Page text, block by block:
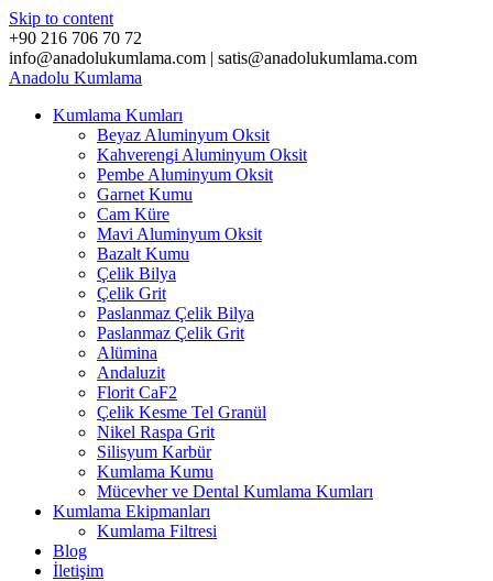
Skip to content
+90 216 706 70 72
info@anadolukumlama.com | satis@anadolukumlama.com
Anadolu Kumlama
Kumlama Kumları
Beyaz Aluminyum Oksit
Kahverengi Aluminyum Oksit
Pembe Aluminyum Oksit
Garnet Kumu
Cam Küre
Mavi Aluminyum Oksit
Bazalt Kumu
Çelik Bilya
Çelik Grit
Paslanmaz Çelik Bilya
Paslanmaz Çelik Grit
Alümina
Andaluzit
Florit CaF2
Çelik Kesme Tel Granül
Nikel Raspa Grit
Silisyum Karbür
Kumlama Kumu
Mücevher ve Dental Kumlama Kumları
Kumlama Ekipmanları
Kumlama Filtresi
Blog
İletişim